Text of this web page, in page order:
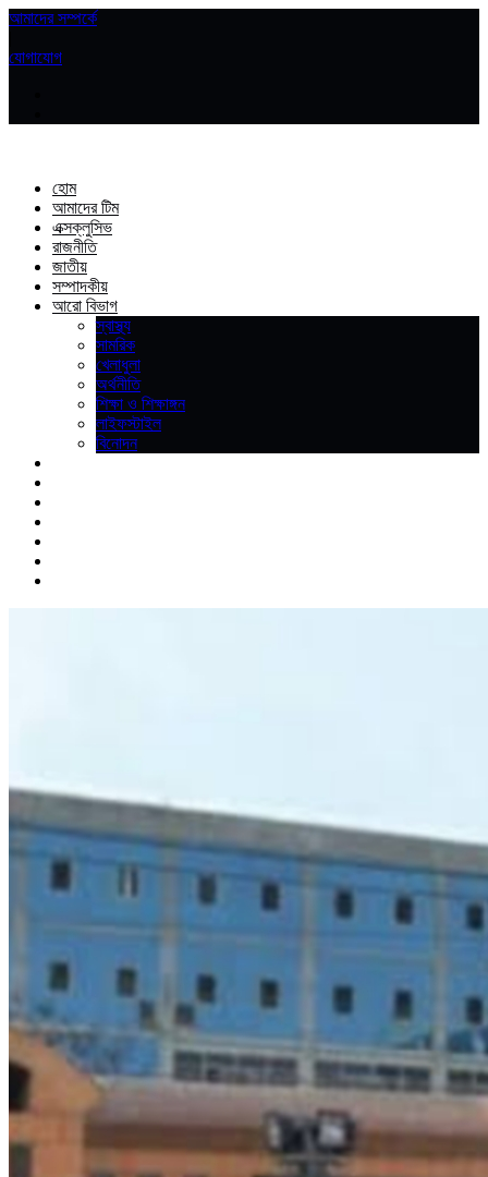
আমাদের সম্পর্কে
যোগাযোগ
হোম
আমাদের টিম
এক্সক্লুসিভ
রাজনীতি
জাতীয়
সম্পাদকীয়
আরো বিভাগ
স্বাস্থ্য
সামরিক
খেলাধুলা
অর্থনীতি
শিক্ষা ও শিক্ষাঙ্গন
লাইফস্টাইল
বিনোদন